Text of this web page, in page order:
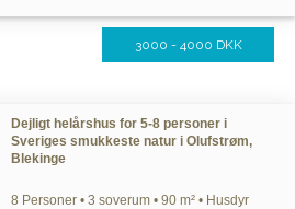
3000 - 4000 DKK
Dejligt helårshus for 5-8 personer i
Sveriges smukkeste natur i Olufstrøm,
Blekinge
8 Personer • 3 soverum • 90 m² • Husdyr